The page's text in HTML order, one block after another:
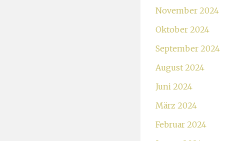
November 2024
Oktober 2024
September 2024
August 2024
Juni 2024
März 2024
Februar 2024